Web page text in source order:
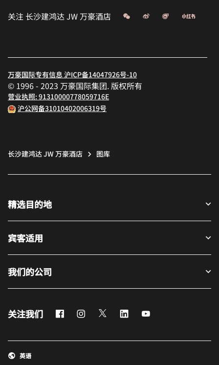
关注长沙建鸿达 JW 万豪酒店 微信 微博 飞猪 小红书
万豪国际专有信息 沪ICP备14047926号-10
© 1996 - 2023 万豪国际集团. 版权所有
营业执照: 91310000778059716E
沪公网备31010402006319号
长沙建鸿达 JW 万豪酒店 图库
精选目的地
宾客适用
我们的公司
关注我们 FacebookInstagram
Twitter LinkedIn
英语